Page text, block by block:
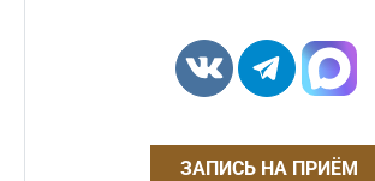
ЗАПИСЬ НА ПРИЁМ